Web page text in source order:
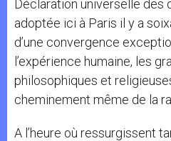
Déclaration universelle des
adoptée ici à Paris il y a
d’une convergence
l’expérience humaine, les
philosophiques et
cheminement même de la
A l’heure où ressurgissent